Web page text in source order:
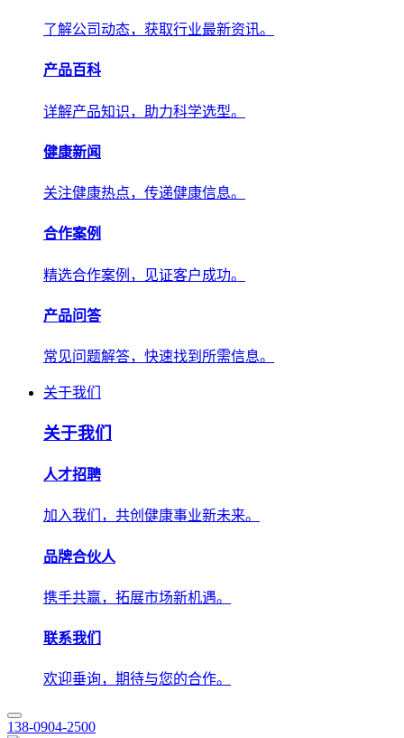
了解公司动态，获取行业最新资讯。
产品百科
详解产品知识，助力科学选型。
健康新闻
关注健康热点，传递健康信息。
合作案例
精选合作案例，见证客户成功。
产品问答
常见问题解答，快速找到所需信息。
关于我们
关于我们
人才招聘
加入我们，共创健康事业新未来。
品牌合伙人
携手共赢，拓展市场新机遇。
联系我们
欢迎垂询，期待与您的合作。
138-0904-2500